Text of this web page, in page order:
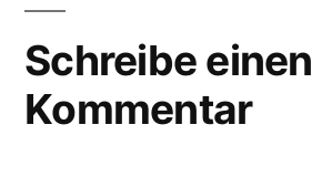
Schreibe einen
Kommentar